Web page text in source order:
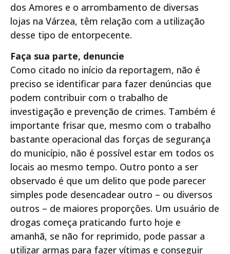
dos Amores e o arrombamento de diversas
lojas na Várzea, têm relação com a utilização
desse tipo de entorpecente.
Faça sua parte, denuncie
Como citado no início da reportagem, não é
preciso se identificar para fazer denúncias que
podem contribuir com o trabalho de
investigação e prevenção de crimes. Também é
importante frisar que, mesmo com o trabalho
bastante operacional das forças de segurança
do município, não é possível estar em todos os
locais ao mesmo tempo. Outro ponto a ser
observado é que um delito que pode parecer
simples pode desencadear outro – ou diversos
outros – de maiores proporções. Um usuário de
drogas começa praticando furto hoje e
amanhã, se não for reprimido, pode passar a
utilizar armas para fazer vítimas e conseguir